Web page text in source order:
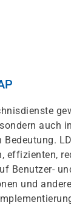
auch
Bedeutung.
effizienten,
Benutzer-
und